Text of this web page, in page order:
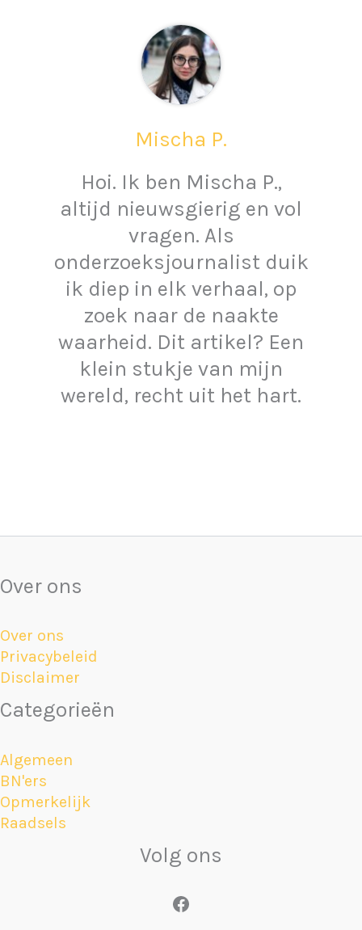
Mischa P.
Hoi. Ik ben Mischa P.,
altijd nieuwsgierig en vol
vragen. Als
onderzoeksjournalist duik
ik diep in elk verhaal, op
zoek naar de naakte
waarheid. Dit artikel? Een
klein stukje van mijn
wereld, recht uit het hart.
Over ons
Over ons
Privacybeleid
Disclaimer
Categorieën
Algemeen
BN'ers
Opmerkelijk
Raadsels
Volg ons
Facebook